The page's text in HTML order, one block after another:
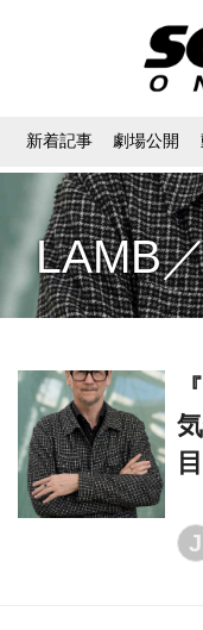
新着記事 劇場公開
LAMB
目
J